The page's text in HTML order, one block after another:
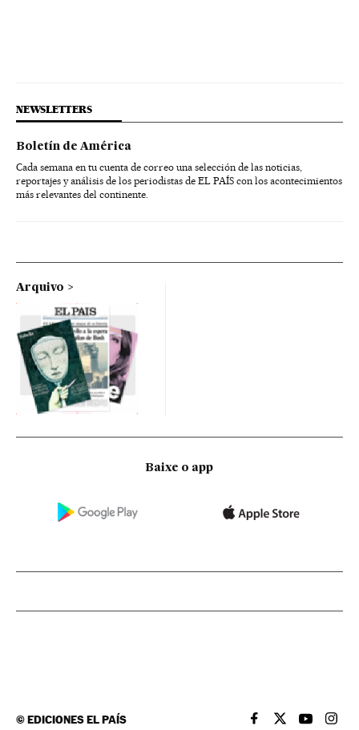
NEWSLETTERS
Boletín de América
Cada semana en tu cuenta de correo una selección de las noticias,
reportajes y análisis de los periodistas de EL PAÍS con los acontecimientos
más relevantes del continente.
Arquivo
Baixe o app
©EDICIONES EL PAÍS EL PAÍS BRASIL EN
EL PAÍSEL PAÍS
EL